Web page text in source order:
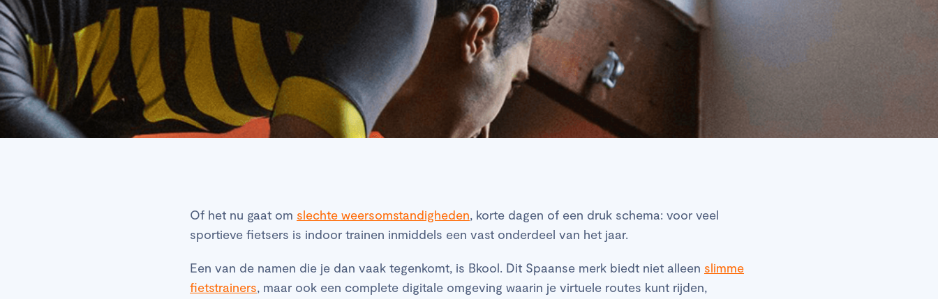
Of het nu gaat om slechte weersomstandigheden, korte dagen of een druk schema: voor veel
sportieve fietsers is indoor trainen inmiddels een vast onderdeel van het jaar.
Een van de namen die je dan vaak tegenkomt, is Bkool. Dit Spaanse merk biedt niet alleen slimme
fietstrainers, maar ook een complete digitale omgeving waarin je virtuele routes kunt rijden,